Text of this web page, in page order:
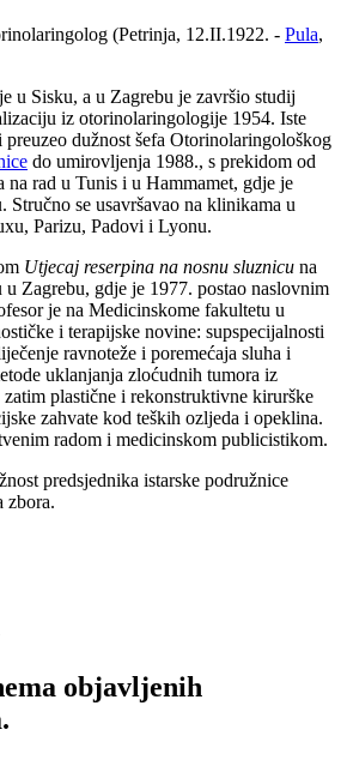
(Petrinja, 12.II.1922. - Pula,
u Sisku, a u Zagrebu je završio studij
iz otorinolaringologije 1954. Iste
preuzeo dužnost šefa Otorinolaringološkog
do umirovljenja 1988., s prekidom od
na rad u Tunis i u Hammamet, gdje je
Stručno se usavršavao na klinikama u
Parizu, Padovi i Lyonu.
Utjecaj reserpina na nosnu sluznicu na
Zagrebu, gdje je 1977. postao naslovnim
je na Medicinskome fakultetu u
i terapijske novine: supspecijalnosti
ravnoteže i poremećaja sluha i
uklanjanja zloćudnih tumora iz
plastične i rekonstruktivne kirurške
zahvate kod teških ozljeda i opeklina.
radom i medicinskom publicistikom.
predsjednika istarske podružnice
zbora.
objavljenih